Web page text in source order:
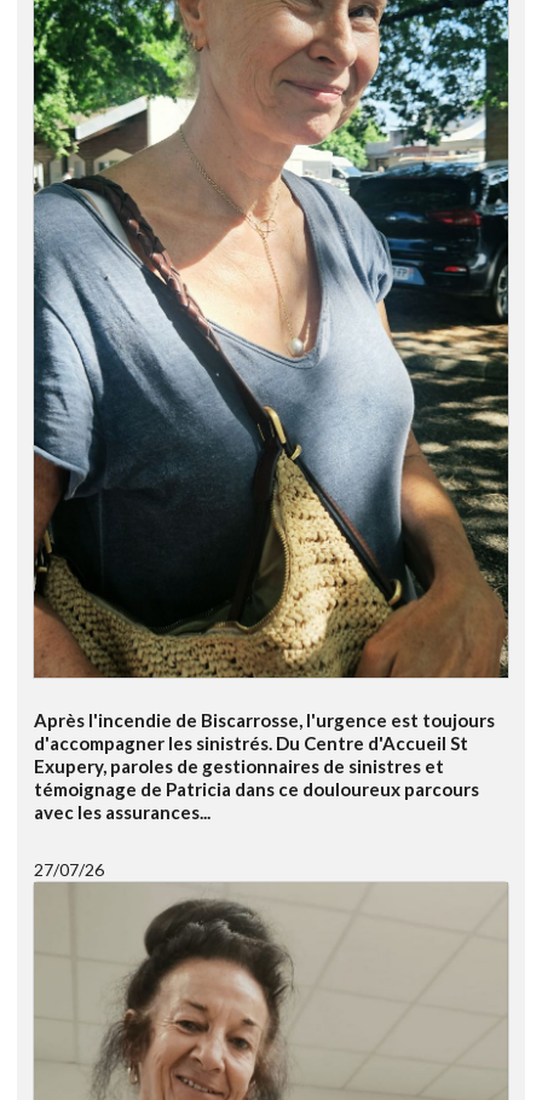
Après l'incendie de Biscarrosse, l'urgence est toujours
d'accompagner les sinistrés. Du Centre d'Accueil St
Exupery, paroles de gestionnaires de sinistres et
témoignage de Patricia dans ce douloureux parcours
avec les assurances...
27/07/26